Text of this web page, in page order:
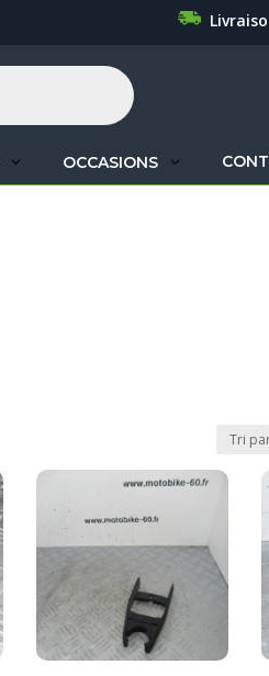
OCCASIONS